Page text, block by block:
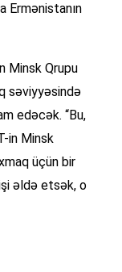
Ermənistanın
Minsk Qrupu
səviyyəsində
edəcək. “Bu,
in Minsk
üçün bir
əldə etsək, o